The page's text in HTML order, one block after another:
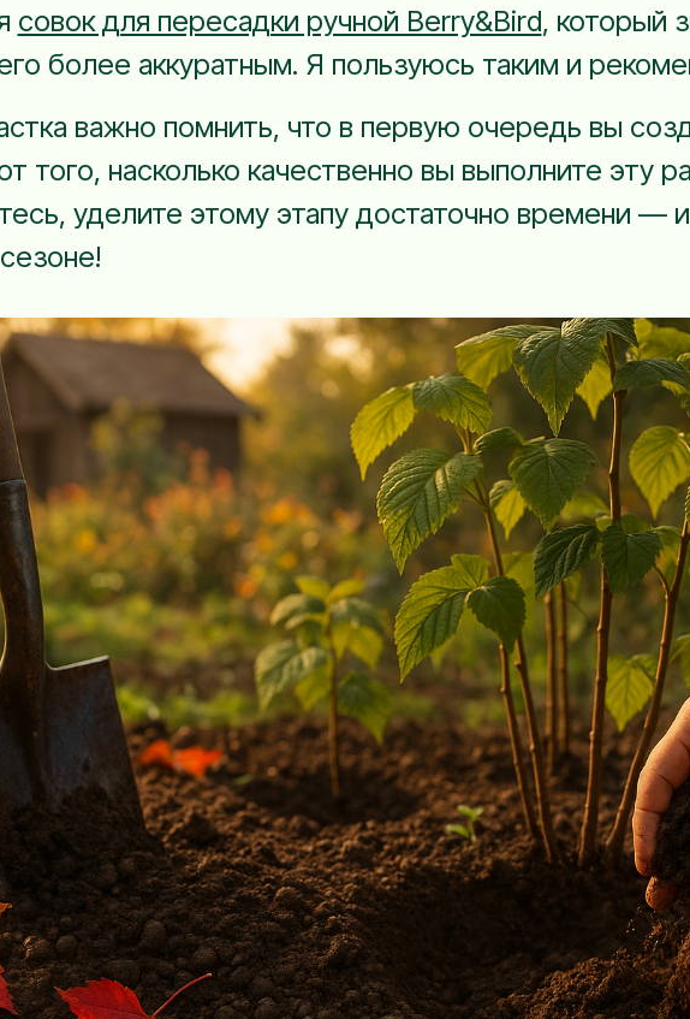
совок для пересадки ручной Berry&Bird, который
более аккуратным. Я пользуюсь таким и
важно помнить, что в первую очередь вы
того, насколько качественно вы выполните эту
уделите этому этапу достаточно времени —